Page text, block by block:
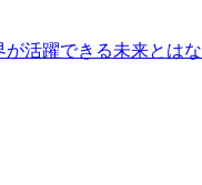
活躍できる未来とはな